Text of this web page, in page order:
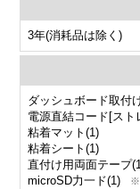
3年(消耗品は除く)
ダッシュボード取付
電源直結コード[スト
粘着マット(1)
粘着シート(1)
直付け用両面テープ
microSD力一ド(1)
※